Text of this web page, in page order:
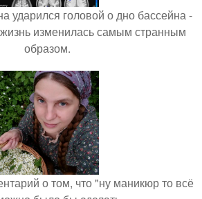
ударился головой о дно бассейна -
жизнь изменилась самым странным
образом.
о том, что "ну маникюр то всё